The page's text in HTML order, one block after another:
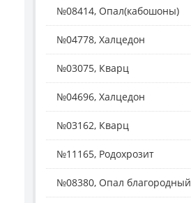
№08414, Опал(кабошоны)
№04778, Халцедон
№03075, Кварц
№04696, Халцедон
№03162, Кварц
№11165, Родохрозит
№08380, Опал благородный